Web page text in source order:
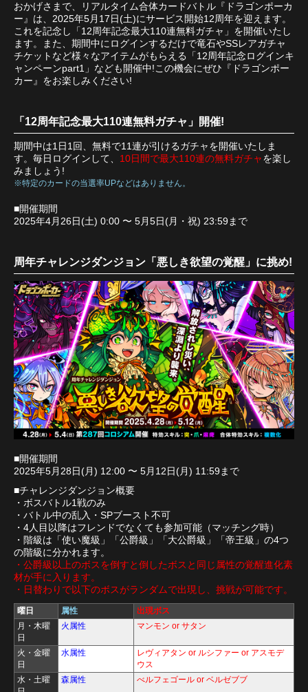
おかげさまで、リアルタイム合体カードバトル『ドラゴンポーカ
ー』は、2025年5月17日(土)にサービス開始12周年を迎えます。
これを記念し「12周年記念最大110連無料ガチャ」を開催いたし
ます。また、期間中にログインするだけで竜石やSSレアガチャ
チケットなど様々なアイテムがもらえる「12周年記念ログインキ
ャンペーンpart1」なども開催中!この機会にぜひ『ドラゴンポー
カー』をお楽しみください!
「12周年記念最大110連無料ガチャ」開催!
期間中は1日1回、無料で11連が引けるガチャを開催いたしま
す。毎日ログインして、 10日間で最大110連の無料ガチャを楽し
みましょう!
※特定のカードの当選率UPなどはありません。
■開催期間
2025年4月26日(土) 0:00 〜 5月5日(月・祝) 23:59まで
周年チャレンジダンジョン「悪しき欲望の覚醒」に挑め!
■開催期間
2025年5月28日(月) 12:00 〜 5月12日(月) 11:59まで
■チャレンジダンジョン概要
・ボスバトル1戦のみ
・バトル中の乱入・SPブースト不可
・4人目以降はフレンドでなくても参加可能（マッチング時）
・階級は「使い魔級」「公爵級」「大公爵級」「帝王級」の4つ
の階級に分かれます。
・公爵級以上のボスを倒すと倒したボスと同じ属性の覚醒進化素
材が手に入ります。
・日替わりで以下のボスがランダムで出現し、挑戦が可能です。
曜日 属性
出現ボス
月・木曜
日
火属性 マンモン or サタン
火・金曜
日
水属性
レヴィアタン or ルシファー or アスモデ
ウス
水・土曜
森属性 べルフェゴール or ベルゼブブ